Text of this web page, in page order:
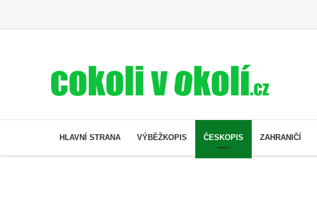
HLAVNÍ STRANA VÝBĚŽKOPIS ČESKOPIS ZAHRANIČÍ